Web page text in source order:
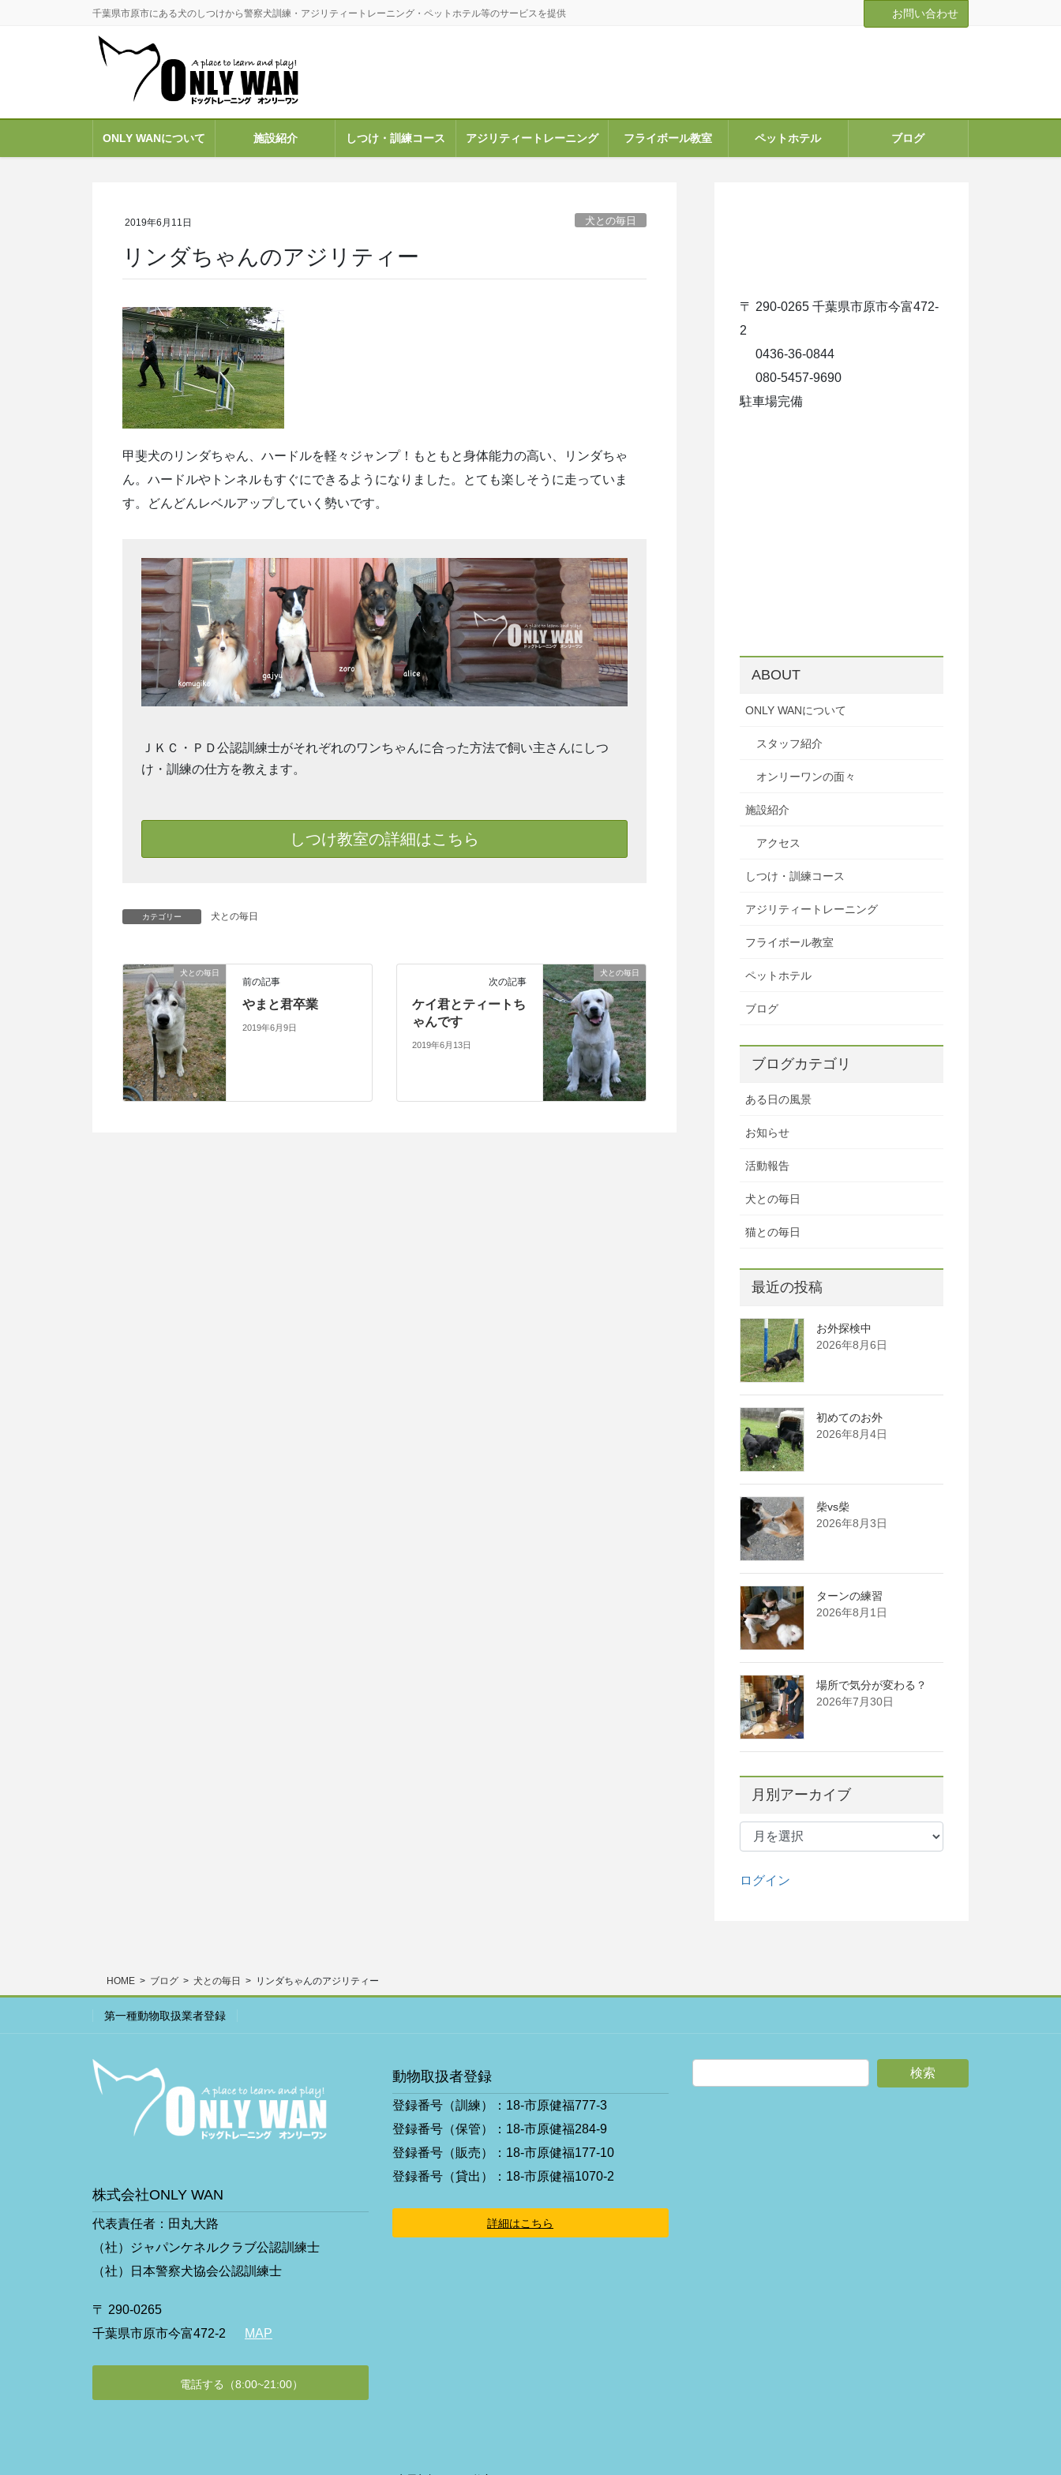
移
ン
移
千葉県市原市にある犬のしつけから警察犬訓練・アジリティートレーニング・ペットホテル等のサービスを提供 お問い合わせ
ONLY WANについて 施設紹介 しつけ・訓練コース アジリティートレーニング フライボール教室 ペットホテル ブログ
2019年6月11日 犬との毎日
リンダちゃんのアジリティー
甲斐犬のリンダちゃん、ハードルを軽々ジャンプ！もともと身体能力の高い、リンダちゃ
ん。ハードルやトンネルもすぐにできるようになりました。とても楽しそうに走っていま
す。どんどんレベルアップしていく勢いです。
ＪＫＣ・ＰＤ公認訓練士がそれぞれのワンちゃんに合った方法で飼い主さんにしつ
け・訓練の仕方を教えます。
しつけ教室の詳細はこちら
カテゴリー 犬との毎日
犬との毎日
前の記事
やまと君卒業
2019年6月9日
犬との毎日
次の記事
ケイ君とティートち
ゃんです
2019年6月13日
〒 290-0265 千葉県市原市今富472-
2
0436-36-0844
080-5457-9690
駐車場完備
ABOUT
ONLY WANについて
スタッフ紹介
オンリーワンの面々
施設紹介
アクセス
しつけ・訓練コース
アジリティートレーニング
フライボール教室
ペットホテル
ブログ
ブログカテゴリ
ある日の風景
お知らせ
活動報告
犬との毎日
猫との毎日
最近の投稿
お外探検中
2026年8月6日
初めてのお外
2026年8月4日
柴vs柴
2026年8月3日
ターンの練習
2026年8月1日
場所で気分が変わる？
2026年7月30日
月別アーカイブ
月
ー
ログイン
HOME ブログ 犬との毎日 リンダちゃんのアジリティー
第一種動物取扱業者登録
株式会社ONLY WAN
代表責任者：田丸大路
（社）ジャパンケネルクラブ公認訓練士
（社）日本警察犬協会公認訓練士
〒 290-0265
千葉県市原市今富472-2
MAP
電話する（8:00~21:00）
動物取扱者登録
登録番号（訓練）：18-市原健福777-3
登録番号（保管）：18-市原健福284-9
登録番号（販売）：18-市原健福177-10
登録番号（貸出）：18-市原健福1070-2
詳細はこちら